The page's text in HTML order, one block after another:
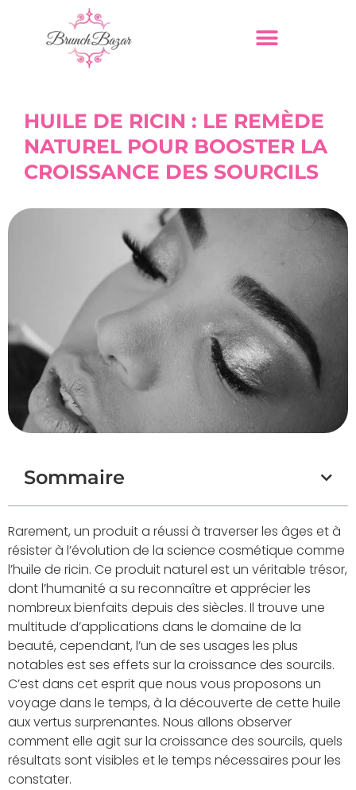
HUILE DE RICIN : LE REMÈDE
NATUREL POUR BOOSTER LA
CROISSANCE DES SOURCILS
Sommaire
Rarement, un produit a réussi à traverser les âges et à
résister à l’évolution de la science cosmétique comme
l’huile de ricin. Ce produit naturel est un véritable trésor,
dont l’humanité a su reconnaître et apprécier les
nombreux bienfaits depuis des siècles. Il trouve une
multitude d’applications dans le domaine de la
beauté, cependant, l’un de ses usages les plus
notables est ses effets sur la croissance des sourcils.
C’est dans cet esprit que nous vous proposons un
voyage dans le temps, à la découverte de cette huile
aux vertus surprenantes. Nous allons observer
comment elle agit sur la croissance des sourcils, quels
résultats sont visibles et le temps nécessaires pour les
constater.